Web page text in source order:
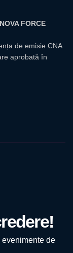
FORCE
de emisie CNA
aprobată în
de